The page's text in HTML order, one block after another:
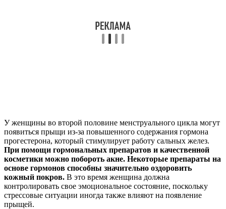
У женщины во второй половине менструального цикла могут
появиться прыщи из-за повышенного содержания гормона
прогестерона, который стимулирует работу сальных желез.
При помощи гормональных препаратов и качественной
косметики можно побороть акне. Некоторые препараты на
основе гормонов способны значительно оздоровить
кожный покров. В это время женщина должна
контролировать свое эмоциональное состояние, поскольку
стрессовые ситуации иногда также влияют на появление
прыщей.